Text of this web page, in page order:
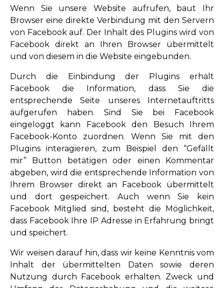
Wenn Sie unsere Website aufrufen, baut Ihr
Browser eine direkte Verbindung mit den Servern
von Facebook auf. Der Inhalt des Plugins wird von
Facebook direkt an Ihren Browser übermittelt
und von diesem in die Website eingebunden.
Durch die Einbindung der Plugins erhält
Facebook die Information, dass Sie die
entsprechende Seite unseres Internetauftritts
aufgerufen haben. Sind Sie bei Facebook
eingeloggt kann Facebook den Besuch Ihrem
Facebook-Konto zuordnen. Wenn Sie mit den
Plugins interagieren, zum Beispiel den “Gefällt
mir” Button betätigen oder einen Kommentar
abgeben, wird die entsprechende Information von
Ihrem Browser direkt an Facebook übermittelt
und dort gespeichert. Auch wenn Sie kein
Facebook Mitglied sind, besteht die Möglichkeit,
dass Facebook Ihre IP Adresse in Erfahrung bringt
und speichert.
Wir weisen darauf hin, dass wir keine Kenntnis vom
Inhalt der übermittelten Daten sowie deren
Nutzung durch Facebook erhalten. Zweck und